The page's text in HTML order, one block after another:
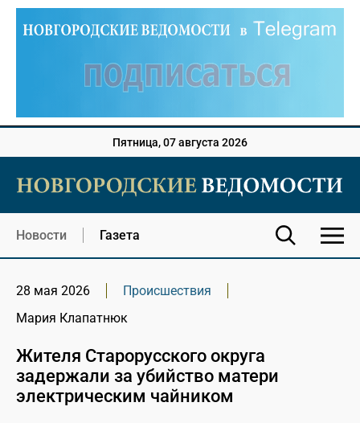
Пятница, 07 августа 2026
Новости Газета
28 мая 2026
Происшествия
Мария Клапатнюк
Жителя Старорусского округа
задержали за убийство матери
электрическим чайником